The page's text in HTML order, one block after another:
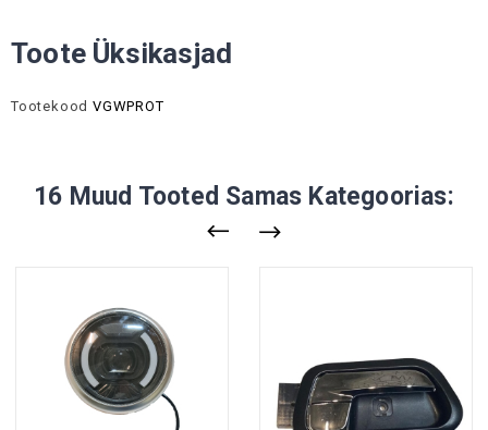
Toote Üksikasjad
Tootekood VGWPROT
16 Muud Tooted Samas Kategoorias: